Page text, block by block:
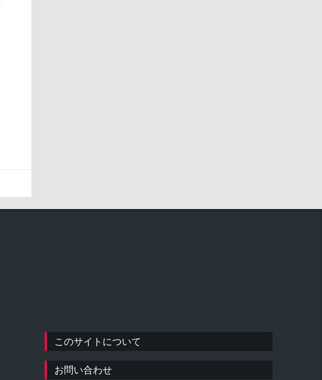
このサイトについて
お問い合わせ